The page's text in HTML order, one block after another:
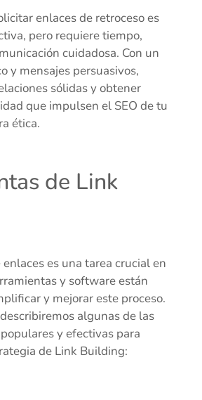
enlaces de retroceso es
pero requiere tiempo,
cuidadosa. Con un
y mensajes persuasivos,
sólidas y obtener
que impulsen el SEO de tu
ética.
de Link
es una tarea crucial en
y software están
y mejorar este proceso.
algunas de las
y efectivas para
de Link Building: